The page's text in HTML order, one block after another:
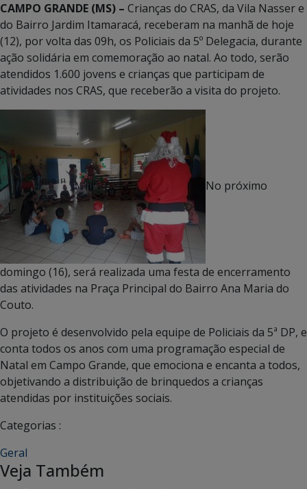
CAMPO GRANDE (MS) – Crianças do CRAS, da Vila Nasser e
do Bairro Jardim Itamaracá, receberam na manhã de hoje
(12), por volta das 09h, os Policiais da 5º Delegacia, durante
ação solidária em comemoração ao natal. Ao todo, serão
atendidos 1.600 jovens e crianças que participam de
atividades nos CRAS, que receberão a visita do projeto.
No próximo
domingo (16), será realizada uma festa de encerramento
das atividades na Praça Principal do Bairro Ana Maria do
Couto.
O projeto é desenvolvido pela equipe de Policiais da 5ª DP, e
conta todos os anos com uma programação especial de
Natal em Campo Grande, que emociona e encanta a todos,
objetivando a distribuição de brinquedos a crianças
atendidas por instituições sociais.
Categorias :
Geral
Veja Também